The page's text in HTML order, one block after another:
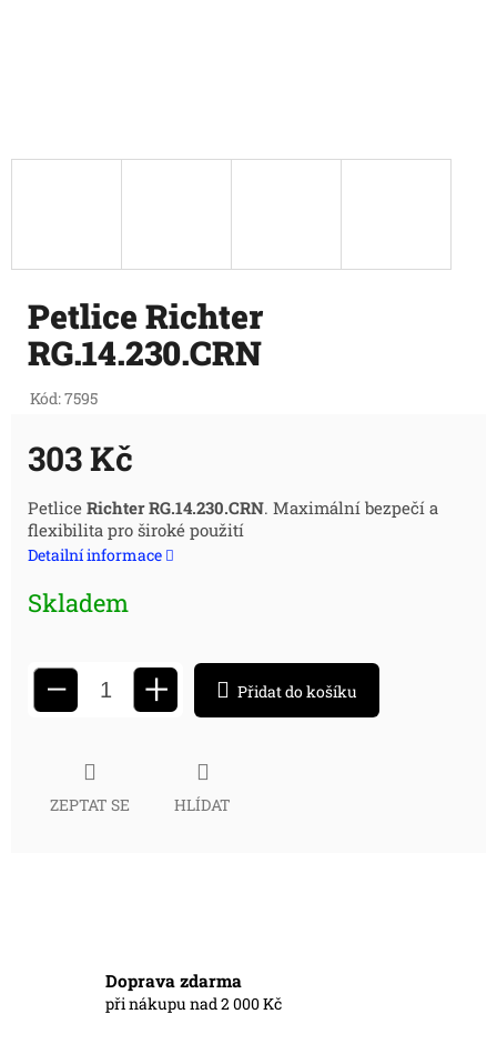
Petlice Richter
RG.14.230.CRN
Kód:7595
303 Kč
Měrná
cena:
Petlice Richter RG.14.230.CRN. Maximální bezpečí a
flexibilita pro široké použití
Detailní informace
Skladem
− + Přidat do košíku
ZEPTAT SE HLÍDAT
Doprava zdarma
při nákupu nad 2 000 Kč